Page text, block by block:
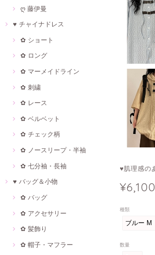
ღ 藤伊曼
♥ チャイナドレス
✿ ショート
✿ ロング
✿ マーメイドライン
✿ 刺繍
✿ レース
✿ ベルベット
✿ チェック柄
✿ ノースリープ・半袖
✿ 七分袖・長袖
♥ バッグ＆小物
✿ バッグ
✿ アクセサリー
✿ 髪飾り
✿ 帽子・マフラー
♥肌理感の
¥6,100
種類
数量